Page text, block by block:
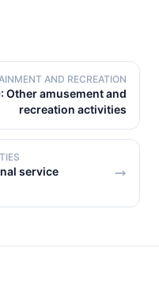
AND RECREATION
Other amusement and
recreation activities
service